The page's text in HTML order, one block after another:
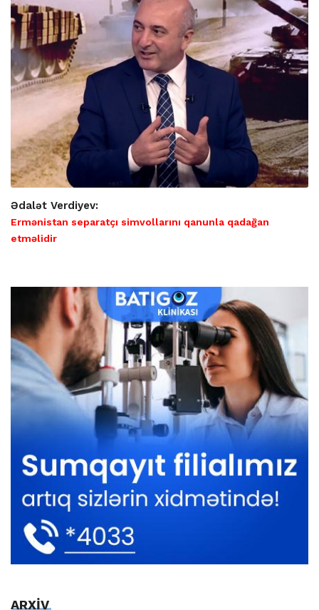
Ədalət Verdiyev:
Ermənistan separatçı simvollarını qanunla qadağan
etməlidir
ARXİV